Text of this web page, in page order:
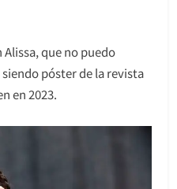
que no puedo
póster de la revista
en 2023.